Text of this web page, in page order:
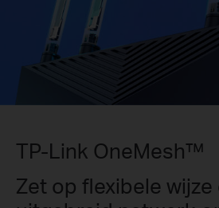
TP-Link OneMesh™
Zet op flexibele wijze